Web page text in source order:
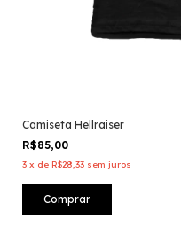
Camiseta Hellraiser
R$85,00
3 x de R$28,33 sem juros
Comprar